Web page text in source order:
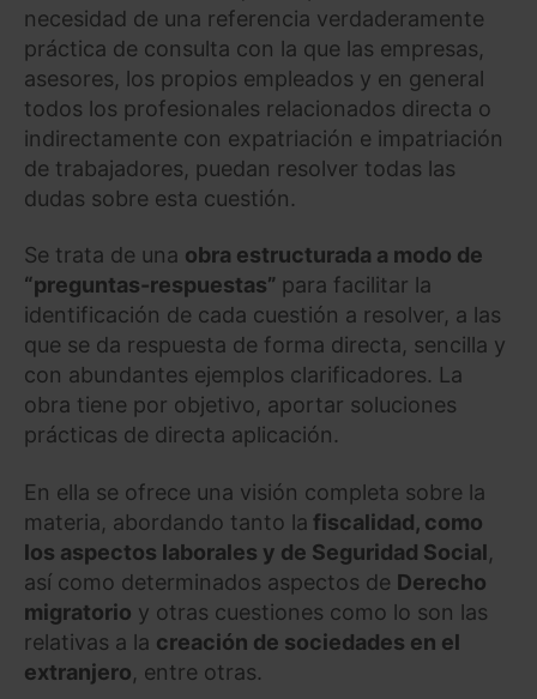
necesidad de una referencia verdaderamente
práctica de consulta con la que las empresas,
asesores, los propios empleados y en general
todos los profesionales relacionados directa o
indirectamente con expatriación e impatriación
de trabajadores, puedan resolver todas las
dudas sobre esta cuestión.
Se trata de una obra estructurada a modo de
“preguntas-respuestas” para facilitar la
identificación de cada cuestión a resolver, a las
que se da respuesta de forma directa, sencilla y
con abundantes ejemplos clarificadores. La
obra tiene por objetivo, aportar soluciones
prácticas de directa aplicación.
En ella se ofrece una visión completa sobre la
materia, abordando tanto la fiscalidad, como
los aspectos laborales y de Seguridad Social,
así como determinados aspectos de Derecho
migratorio y otras cuestiones como lo son las
relativas a la creación de sociedades en el
extranjero, entre otras.